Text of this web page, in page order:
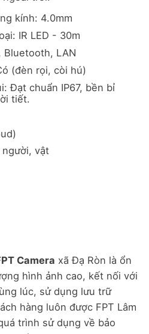
kính: 4.0mm
IR LED - 30m
Bluetooth, LAN
(đèn rọi, còi hú)
Đạt chuẩn IP67, bền bỉ
tiết.
người, vật
Camera xã Đạ Ròn là ổn
hình ảnh cao, kết nối với
lúc, sử dụng lưu trữ
hàng luôn được FPT Lâm
trình sử dụng về bảo